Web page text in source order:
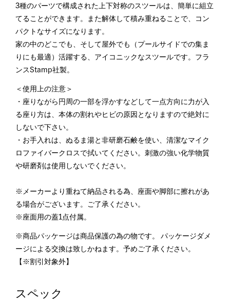
3種のパーツで構成された上下対称のスツールは、簡単に組立
てることができます。また解体して積み重ねることで、コン
パクトなサイズになります。
家の中のどこでも、そして屋外でも（プールサイドでの集ま
りにも最適）活躍する、アイコニックなスツールです。フラ
ンスStamp社製。
＜使用上の注意＞
・座りながら円周の一部を浮かすなどして一点方向に力が入
る座り方は、本体の割れやヒビの原因となりますので絶対に
しないで下さい。
・お手入れは、ぬるま湯と非研磨石鹸を使い、清潔なマイク
ロファイバークロスで拭いてください。刺激の強い化学物質
や研磨剤は使用しないでください。
※メーカーより重ねて納品される為、座面や脚部に擦れがあ
る場合がございます。ご了承ください。
※座面用の蓋1点付属。
※商品パッケージは商品保護の為の物です。 パッケージダメ
ージによる交換は致しかねます。予めご了承ください。
【※割引対象外】
スペック